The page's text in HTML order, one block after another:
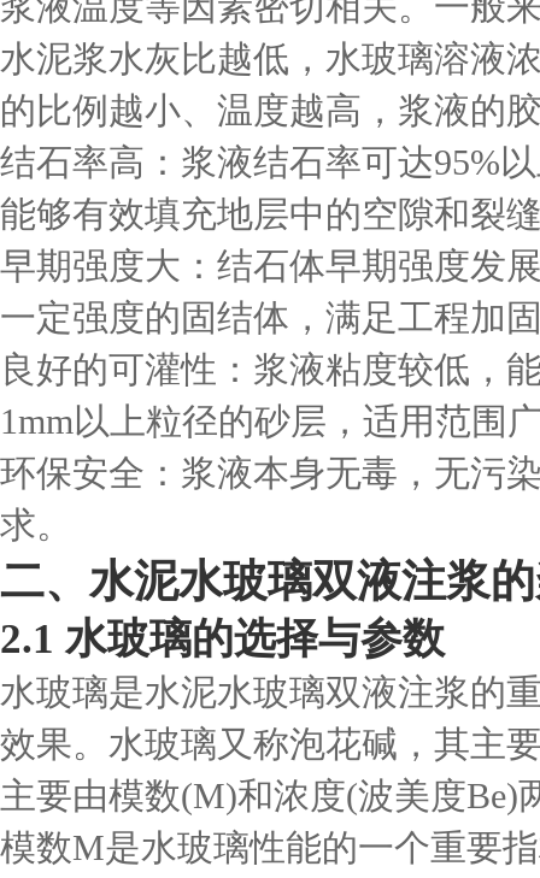
水泥浆水灰比越低，水玻璃溶液
的比例越小、温度越高，浆液的
结石率高：浆液结石率可达95%
能够有效填充地层中的空隙和裂
早期强度大：结石体早期强度发
一定强度的固结体，满足工程加
良好的可灌性：浆液粘度较低，
1mm以上粒径的砂层，适用范围
环保安全：浆液本身无毒，无污
求。
二、水泥水玻璃双液注浆
2.1 水玻璃的选择与参数
水玻璃是水泥水玻璃双液注浆的
效果。水玻璃又称泡花碱，其主
主要由模数(M)和浓度(波美度Be)
模数M是水玻璃性能的一个重要